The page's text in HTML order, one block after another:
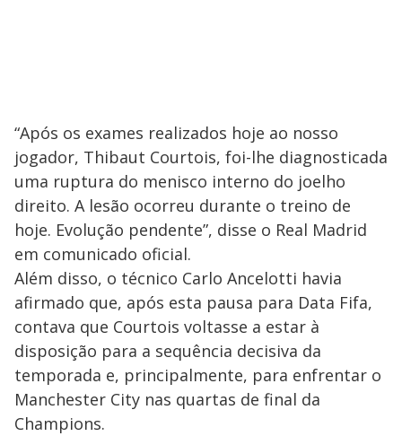
“Após os exames realizados hoje ao nosso
jogador, Thibaut Courtois, foi-lhe diagnosticada
uma ruptura do menisco interno do joelho
direito. A lesão ocorreu durante o treino de
hoje. Evolução pendente”, disse o Real Madrid
em comunicado oficial.
Além disso, o técnico Carlo Ancelotti havia
afirmado que, após esta pausa para Data Fifa,
contava que Courtois voltasse a estar à
disposição para a sequência decisiva da
temporada e, principalmente, para enfrentar o
Manchester City nas quartas de final da
Champions.